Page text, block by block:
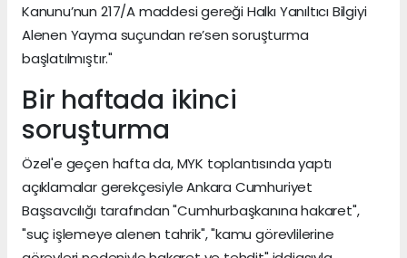
Kanunu’nun 217/A maddesi gereği Halkı Yanıltıcı Bilgiyi
Alenen Yayma suçundan re’sen soruşturma
başlatılmıştır."
Bir haftada ikinci
soruşturma
Özel'e geçen hafta da, MYK toplantısında yaptı
açıklamalar gerekçesiyle Ankara Cumhuriyet
Başsavcılığı tarafından "Cumhurbaşkanına hakaret",
"suç işlemeye alenen tahrik", "kamu görevlilerine